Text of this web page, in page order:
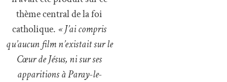
thème central de la foi
catholique. « J’ai compris
qu’aucun film n’existait sur le
Cœur de Jésus, ni sur ses
apparitions à Paray-le-